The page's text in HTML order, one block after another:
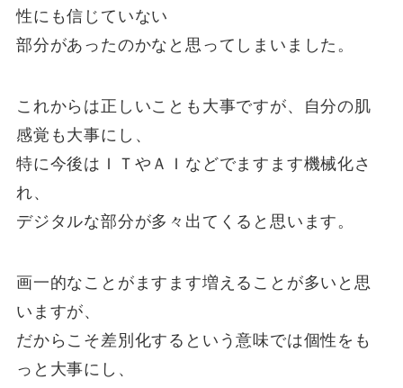
性にも信じていない
部分があったのかなと思ってしまいました。
これからは正しいことも大事ですが、自分の肌
感覚も大事にし、
特に今後はＩＴやＡＩなどでますます機械化さ
れ、
デジタルな部分が多々出てくると思います。
画一的なことがますます増えることが多いと思
いますが、
だからこそ差別化するという意味では個性をも
っと大事にし、